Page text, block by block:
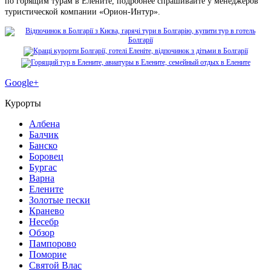
туристической компании «Орион-Интур».
Google+
Курорты
Албена
Балчик
Банско
Боровец
Бургас
Варна
Елените
Золотые пески
Кранево
Несебр
Обзор
Пампорово
Поморие
Святой Влас